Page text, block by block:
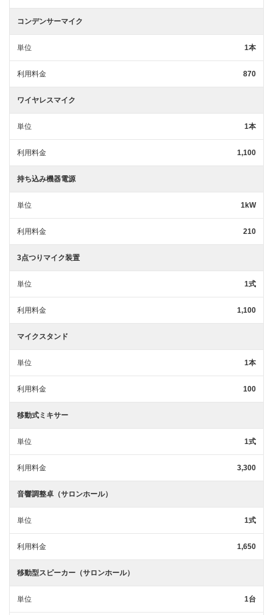
コンデンサーマイク
単位 1本
利用料金 870
ワイヤレスマイク
単位 1本
利用料金 1,100
持ち込み機器電源
単位 1kW
利用料金 210
3点つりマイク装置
単位 1式
利用料金 1,100
マイクスタンド
単位 1本
利用料金 100
移動式ミキサー
単位 1式
利用料金 3,300
音響調整卓（サロンホール）
単位 1式
利用料金 1,650
移動型スピーカー（サロンホール）
単位 1台